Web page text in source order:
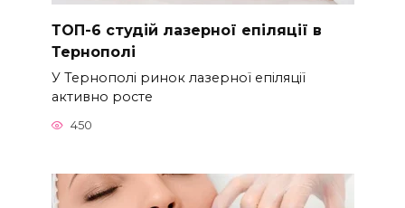
ТОП-6 студій лазерної епіляції в
Тернополі
У Тернополі ринок лазерної епіляції
активно росте
450